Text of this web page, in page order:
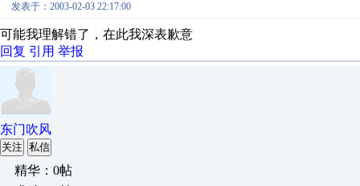
发表于：2003-02-03 22:17:00
可能我理解错了，在此我深表歉意
回复 引用 举报
东门吹风
关注 私信
精华：0帖